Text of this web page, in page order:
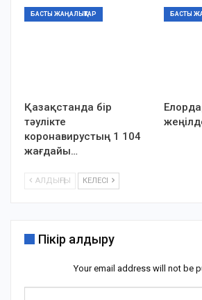
БАСТЫ ЖАҢАЛЫҚТАР
Қазақстанда бір
тәулікте
коронавирустың 1 104
жағдайы…
БАСТЫ
АЛДЫҢҒЫ КЕЛЕСІ
Пікір қалдыру
Your email address will not be